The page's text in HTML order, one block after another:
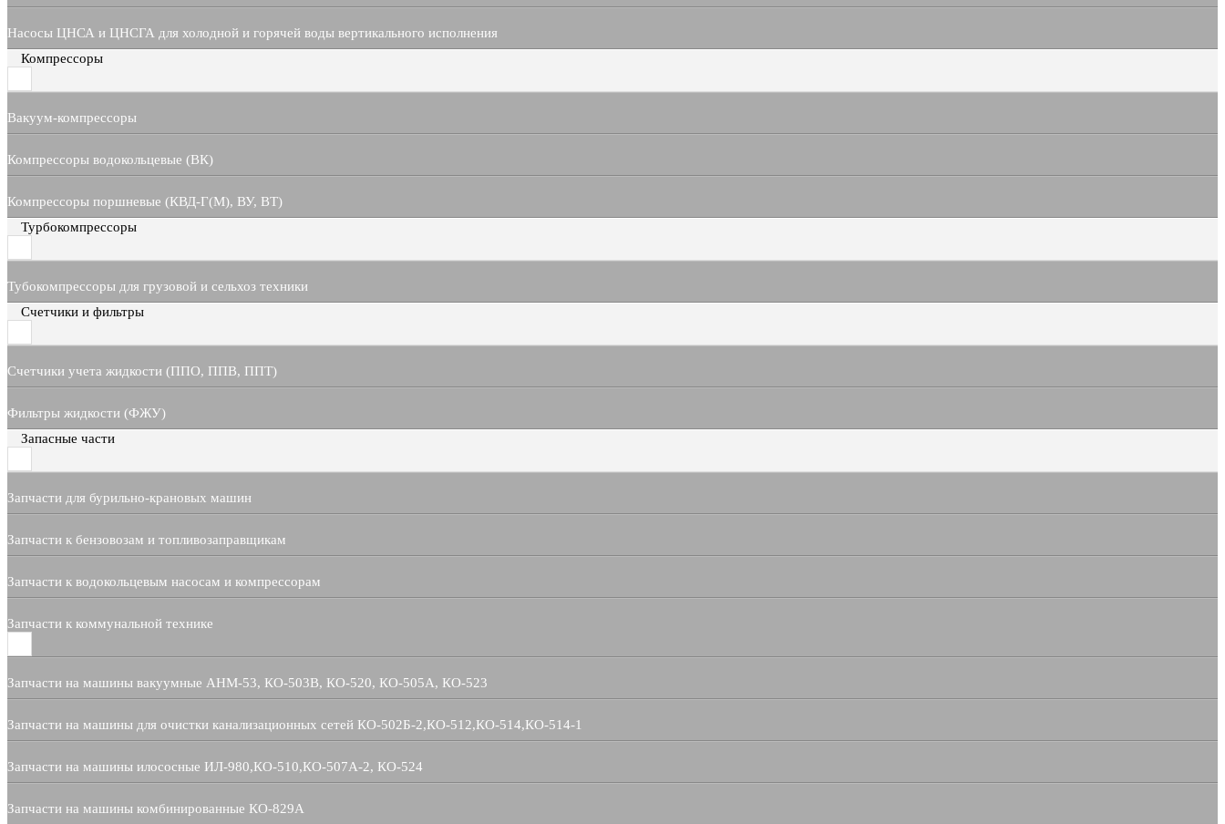
Насосы ЦНСА и ЦНСГА для холодной и горячей воды вертикального исполнения
Компрессоры
Вакуум-компрессоры
Компрессоры водокольцевые (ВК)
Компрессоры поршневые (КВД-Г(М), ВУ, ВТ)
Турбокомпрессоры
Тубокомпрессоры для грузовой и сельхоз техники
Счетчики и фильтры
Счетчики учета жидкости (ППО, ППВ, ППТ)
Фильтры жидкости (ФЖУ)
Запасные части
Запчасти для бурильно-крановых машин
Запчасти к бензовозам и топливозаправщикам
Запчасти к водокольцевым насосам и компрессорам
Запчасти к коммунальной технике
Запчасти на машины вакуумные АНМ-53, КО-503В, КО-520, КО-505А, КО-523
Запчасти на машины для очистки канализационных сетей КО-502Б-2,КО-512,КО-514,КО-514-1
Запчасти на машины илососные ИЛ-980,КО-510,КО-507А-2, КО-524
Запчасти на машины комбинированные КО-829А